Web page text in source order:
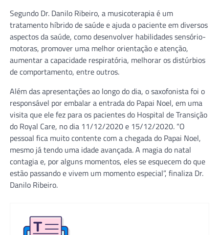
Segundo Dr. Danilo Ribeiro, a musicoterapia é um
tratamento híbrido de saúde e ajuda o paciente em diversos
aspectos da saúde, como desenvolver habilidades sensório-
motoras, promover uma melhor orientação e atenção,
aumentar a capacidade respiratória, melhorar os distúrbios
de comportamento, entre outros.
Além das apresentações ao longo do dia, o saxofonista foi o
responsável por embalar a entrada do Papai Noel, em uma
visita que ele fez para os pacientes do Hospital de Transição
do Royal Care, no dia 11/12/2020 e 15/12/2020. “O
pessoal fica muito contente com a chegada do Papai Noel,
mesmo já tendo uma idade avançada. A magia do natal
contagia e, por alguns momentos, eles se esquecem do que
estão passando e vivem um momento especial”, finaliza Dr.
Danilo Ribeiro.